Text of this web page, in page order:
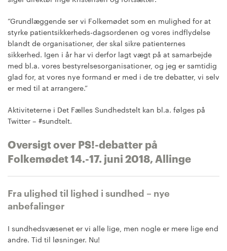
”Grundlæggende ser vi Folkemødet som en mulighed for at
styrke patientsikkerheds-dagsordenen og vores indflydelse
blandt de organisationer, der skal sikre patienternes
sikkerhed. Igen i år har vi derfor lagt vægt på at samarbejde
med bl.a. vores bestyrelsesorganisationer, og jeg er samtidig
glad for, at vores nye formand er med i de tre debatter, vi selv
er med til at arrangere.”
Aktiviteterne i Det Fælles Sundhedstelt kan bl.a. følges på
Twitter – #sundtelt.
Oversigt over PS!-debatter på
Folkemødet 14.-17. juni 2018, Allinge
Fra ulighed til lighed i sundhed – nye
anbefalinger
I sundhedsvæsenet er vi alle lige, men nogle er mere lige end
andre. Tid til løsninger. Nu!